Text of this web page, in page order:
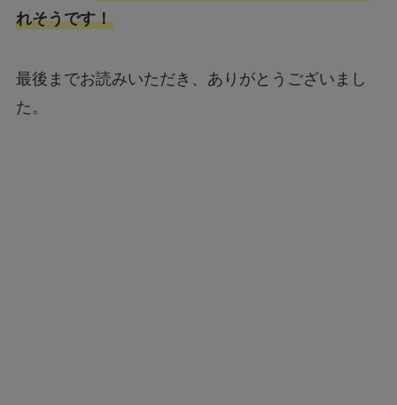
れそうです！
最後までお読みいただき、ありがとうございまし
た。